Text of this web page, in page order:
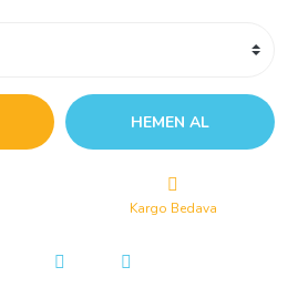
HEMEN AL
Kargo Bedava